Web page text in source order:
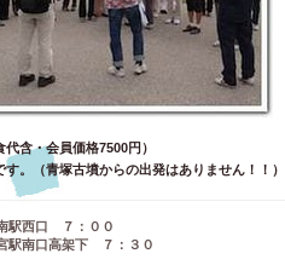
含・会員価格7500円）
。（青塚古墳からの出発はありません！！）
駅西口 ７：００
駅南口高架下 ７：３０